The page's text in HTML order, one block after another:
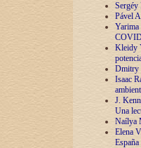
Sergéy
Pável
Yarima
Kleidy
Dmitry
Isaac
J.
Una
Naílya
Elena
España